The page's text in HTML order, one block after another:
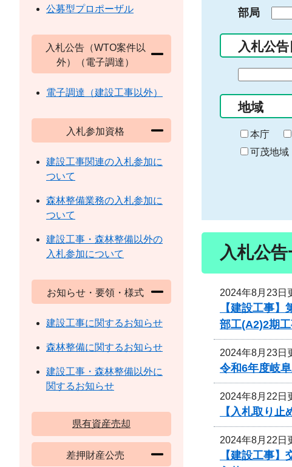
部局
入札公告
の
始
ま
り
地域
本庁
可茂地域
入札公
2024年8月23日
【建設工事
部工(A2)2期
2024年8月23日
令和6年度岐
2024年8月22日
【入札取り
2024年8月22日
【建設工事
公募型プロポーザル
入札公告（WTO案件以
外）（電子調達）
電子調達（建設工事以外）
入札参加資格
建設工事関連の入札参加に
ついて
森林整備業務の入札参加に
ついて
建設工事・森林整備以外の
入札参加について
お知らせ・要領・様式
建設工事に関するお知らせ
森林整備に関するお知らせ
建設工事・森林整備以外に
関するお知らせ
県有資産売却
差押財産公売